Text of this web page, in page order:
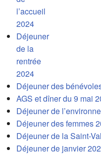
l’accueil
2024
Déjeuner
de la
rentrée
2024
Déjeuner des
AGS et dîner du 9 mai
Déjeuner de
Déjeuner des femmes
Déjeuner de la Saint-
Déjeuner de janvier